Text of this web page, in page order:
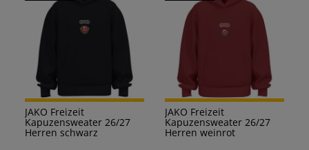
JAKO Freizeit
Kapuzensweater 26/27
Herren schwarz
JAKO Freizeit
Kapuzensweater 26/27
Herren weinrot